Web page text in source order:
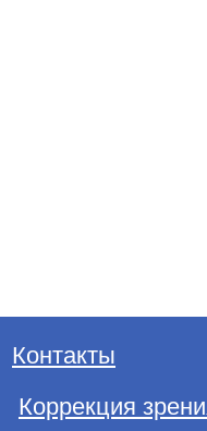
Контакты
Коррекция